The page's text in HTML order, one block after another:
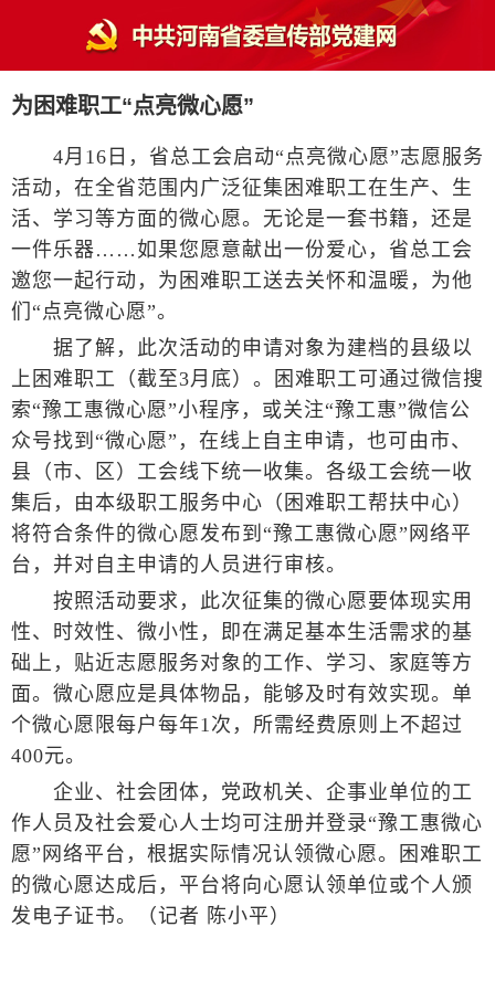
为困难职工“点亮微心愿”
4月16日，省总工会启动“点亮微心愿”志愿服务
活动，在全省范围内广泛征集困难职工在生产、生
活、学习等方面的微心愿。无论是一套书籍，还是
一件乐器……如果您愿意献出一份爱心，省总工会
邀您一起行动，为困难职工送去关怀和温暖，为他
们“点亮微心愿”。
据了解，此次活动的申请对象为建档的县级以
上困难职工（截至3月底）。困难职工可通过微信搜
索“豫工惠微心愿”小程序，或关注“豫工惠”微信公
众号找到“微心愿”，在线上自主申请，也可由市、
县（市、区）工会线下统一收集。各级工会统一收
集后，由本级职工服务中心（困难职工帮扶中心）
将符合条件的微心愿发布到“豫工惠微心愿”网络平
台，并对自主申请的人员进行审核。
按照活动要求，此次征集的微心愿要体现实用
性、时效性、微小性，即在满足基本生活需求的基
础上，贴近志愿服务对象的工作、学习、家庭等方
面。微心愿应是具体物品，能够及时有效实现。单
个微心愿限每户每年1次，所需经费原则上不超过
400元。
企业、社会团体，党政机关、企事业单位的工
作人员及社会爱心人士均可注册并登录“豫工惠微心
愿”网络平台，根据实际情况认领微心愿。困难职工
的微心愿达成后，平台将向心愿认领单位或个人颁
发电子证书。（记者 陈小平）